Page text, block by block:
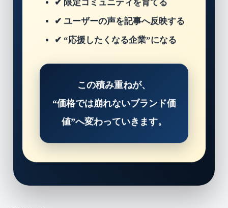
✔ 限定コミュニティを育てる
✔ ユーザーの声を記事へ反映する
✔ “応援したくなる企業”になる
この積み重ねが、
“価格では崩れないブランド価
値”へ変わっていきます。